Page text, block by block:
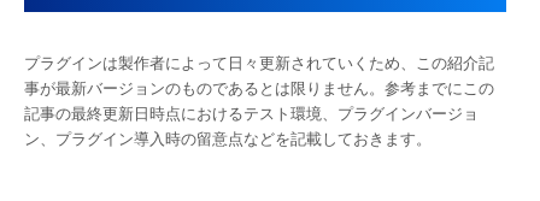
プラグインは製作者によって日々更新されていくため、この紹介記
事が最新バージョンのものであるとは限りません。参考までにこの
記事の最終更新日時点におけるテスト環境、プラグインバージョ
ン、プラグイン導入時の留意点などを記載しておきます。